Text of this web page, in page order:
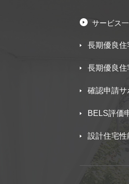
サービス
長期優良住
長期優良住
確認申請サ
BELS評価
設計住宅性